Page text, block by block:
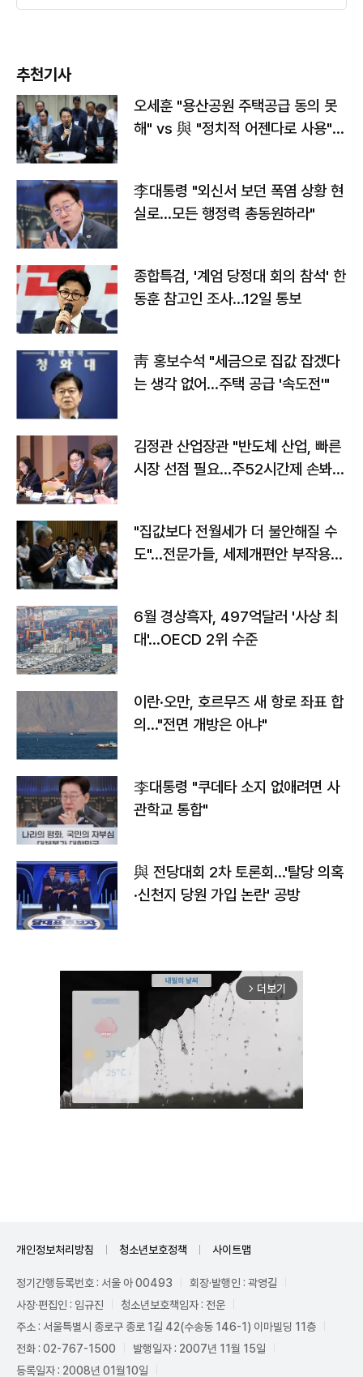
추천기사
오세훈 "용산공원 주택공급 동의 못
해" vs 與 "정치적 어젠다로 사용"
李대통령 "외신서 보던 폭염 상황 현
실로…모든 행정력 총동원하라"
종합특검, '계엄 당정대 회의 참석' 한
동훈 참고인 조사...12일 통보
靑 홍보수석 "세금으로 집값 잡겠다
는 생각 없어…주택 공급 '속도전'"
김정관 산업장관 "반도체 산업, 빠른
시장 선점 필요…주52시간제 손봐
"집값보다 전월세가 더 불안해질 수
도"…전문가들, 세제개편안 부작용
6월 경상흑자, 497억달러 '사상 최
대'…OECD 2위 수준
이란·오만, 호르무즈 새 항로 좌표 합
의…"전면 개방은 아냐"
李대통령 "쿠데타 소지 없애려면 사
관학교 통합"
與 전당대회 2차 토론회…'탈당 의혹
·신천지 당원 가입 논란' 공방
arrow_forward_ios 더보기
개인정보처리방침 청소년보호정책 사이트맵
정기간행등록번호 : 서울 아 00493
회장·발행인 : 곽영길
사장·편집인 : 임규진
청소년보호책임자 : 전운
주소 : 서울특별시 종로구 종로 1길 42(수송동 146-1) 이마빌딩 11층
전화 : 02-767-1500
발행일자 : 2007년 11월 15일
등록일자 : 2008년 01월10일